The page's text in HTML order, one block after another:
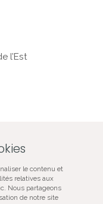
l’Est
le contenu et
relatives aux
Nous partageons
de notre site